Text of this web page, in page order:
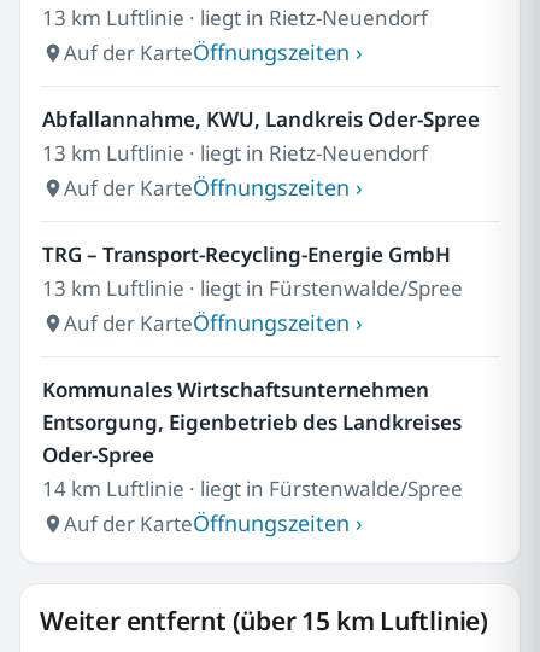
13 km Luftlinie · liegt in Rietz-Neuendorf
Auf der KarteÖffnungszeiten ›
Abfallannahme, KWU, Landkreis Oder-Spree
13 km Luftlinie · liegt in Rietz-Neuendorf
Auf der KarteÖffnungszeiten ›
TRG – Transport-Recycling-Energie GmbH
13 km Luftlinie · liegt in Fürstenwalde/Spree
Auf der KarteÖffnungszeiten ›
Kommunales Wirtschaftsunternehmen
Entsorgung, Eigenbetrieb des Landkreises
Oder-Spree
14 km Luftlinie · liegt in Fürstenwalde/Spree
Auf der KarteÖffnungszeiten ›
Weiter entfernt (über 15 km Luftlinie)